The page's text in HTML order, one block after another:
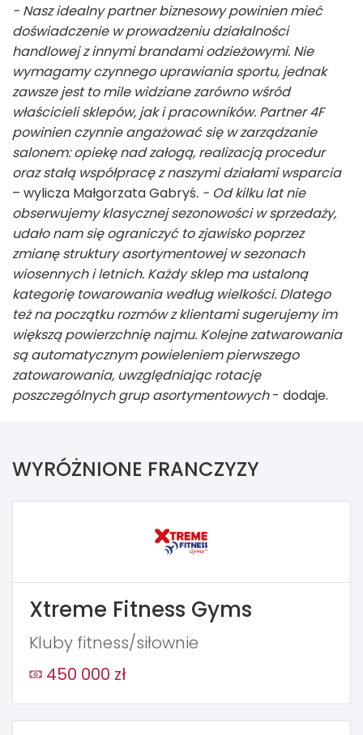
- Nasz idealny partner biznesowy powinien mieć
doświadczenie w prowadzeniu działalności
handlowej z innymi brandami odzieżowymi. Nie
wymagamy czynnego uprawiania sportu, jednak
zawsze jest to mile widziane zarówno wśród
właścicieli sklepów, jak i pracowników. Partner 4F
powinien czynnie angażować się w zarządzanie
salonem: opiekę nad załogą, realizacją procedur
oraz stałą współpracę z naszymi działami wsparcia
– wylicza Małgorzata Gabryś. - Od kilku lat nie
obserwujemy klasycznej sezonowości w sprzedaży,
udało nam się ograniczyć to zjawisko poprzez
zmianę struktury asortymentowej w sezonach
wiosennych i letnich. Każdy sklep ma ustaloną
kategorię towarowania według wielkości. Dlatego
też na początku rozmów z klientami sugerujemy im
większą powierzchnię najmu. Kolejne zatwarowania
są automatycznym powieleniem pierwszego
zatowarowania, uwzględniając rotację
poszczególnych grup asortymentowych- dodaje.
WYRÓŻNIONE FRANCZYZY
Xtreme Fitness Gyms
Kluby fitness/siłownie
450 000 zł